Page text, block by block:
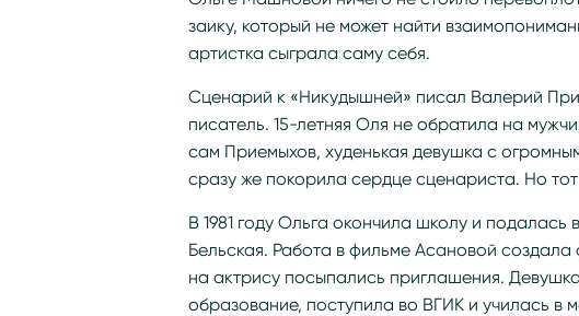
заику, который не может найти
артистка сыграла саму себя.
Сценарий к «Никудышней» писал Валерий
писатель. 15-летняя Оля не обратила на
сам Приемыхов, худенькая девушка с
сразу же покорила сердце сценариста. Но
В 1981 году Ольга окончила школу и
Бельская. Работа в фильме Асановой
на актрису посыпались приглашения.
образование, поступила во ВГИК и училась